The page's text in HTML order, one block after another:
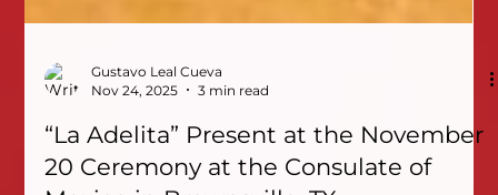
Nov 24, 2025
3 min read
“La Adelita” Present at the November